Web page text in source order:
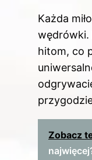
Każda
wędrówki.
hitom, co
Zobacz